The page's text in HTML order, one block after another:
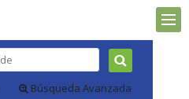
Búsqueda Avanzada